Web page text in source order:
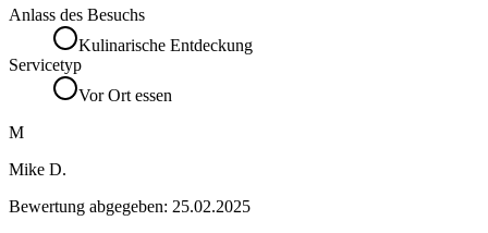
Anlass des Besuchs
Kulinarische Entdeckung
Servicetyp
Vor Ort essen
M
Mike D.
Bewertung abgegeben: 25.02.2025